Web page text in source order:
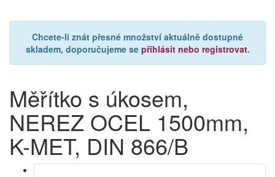
Chcete-li znát přesné množství aktuálně dostupné
skladem, doporučujeme se přihlásit nebo registrovat.
Měřítko s úkosem,
NEREZ OCEL 1500mm,
K-MET, DIN 866/B